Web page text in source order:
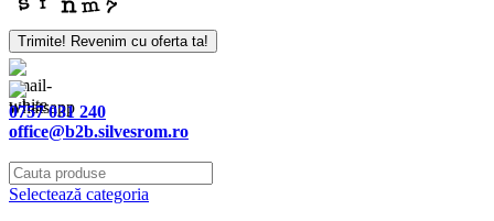
Your
Website*
Trimite! Revenim cu oferta ta!
0757 031 240
office@b2b.silvesrom.ro
Selectează categoria